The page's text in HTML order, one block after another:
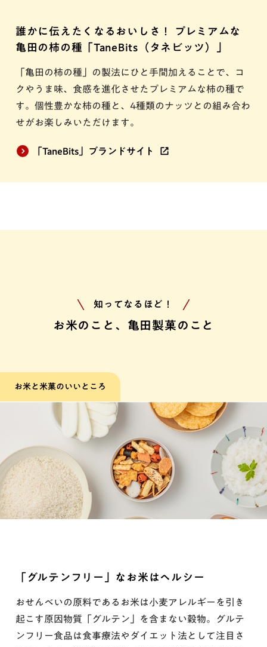
誰かに伝えたくなるおいしさ！ プレミアムな
亀田の柿の種「TaneBits（タネビッツ）」
「亀田の柿の種」の製法にひと手間加えることで、コ
クやうま味、食感を進化させたプレミアムな柿の種で
す。個性豊かな柿の種と、4種類のナッツとの組み合わ
せがお楽しみいただけます。
「TaneBits」ブランドサイト
知ってなるほど！
お米のこと、亀田製菓のこと
お米と米菓のいいところ
「グルテンフリー」なお米はヘルシー
おせんべいの原料であるお米は小麦アレルギーを引き
起こす原因物質「グルテン」を含まない穀物。グルテ
ンフリー食品は食事療法やダイエット法として注目さ